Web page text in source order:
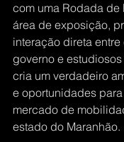
com uma Rodada
área de exposição,
interação direta entre
governo e
cria um verdadeiro
e oportunidades
mercado de
estado do Maranhão.